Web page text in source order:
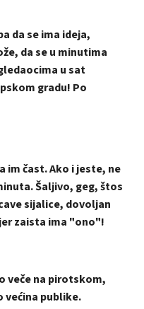
da se ima ideja,
da se u minutima
u sat
gradu! Po
im čast. Ako i jeste, ne
Šaljivo, geg, štos
sijalice, dovoljan
zaista ima "ono"!
veče na pirotskom,
većina publike.